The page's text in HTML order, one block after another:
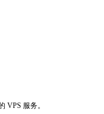
VPS 服务。